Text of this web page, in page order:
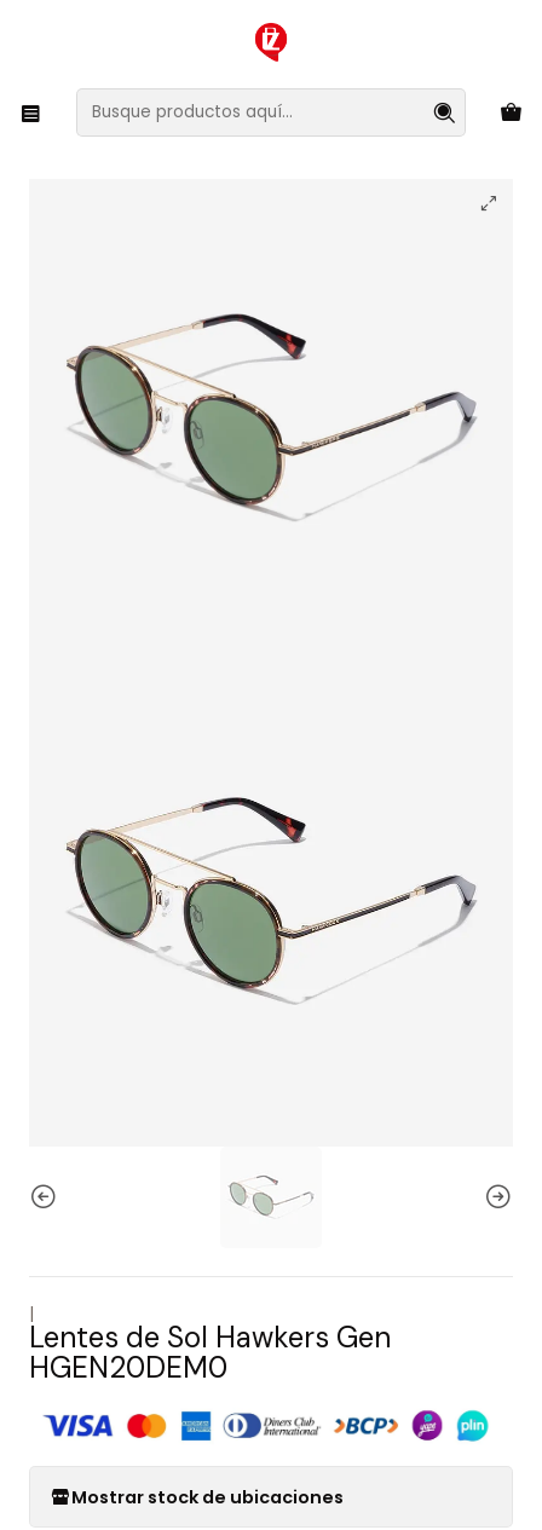
XMAS SALE ¡Compra antes de que la oferta termine!
Lentes y Accesorios Lentes de Sol
Lentes de Sol Hawkers Gen HGEN20DEM0
|
Lentes de Sol Hawkers Gen
HGEN20DEM0
Mostrar stock de ubicaciones